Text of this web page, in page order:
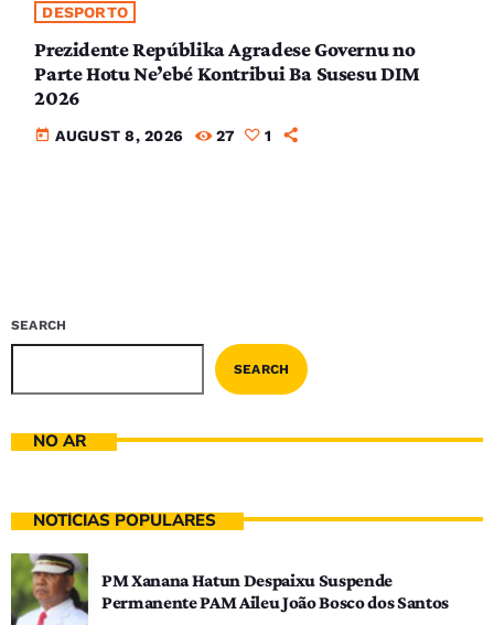
DESPORTO
Prezidente Repúblika Agradese Governu no
Parte Hotu Ne’ebé Kontribui Ba Susesu DIM
2026
today AUGUST 8, 2026 27 1
SEARCH
SEARCH
NO AR
NOTÍCIAS POPULARES
PM Xanana Hatun Despaixu Suspende
Permanente PAM Aileu João Bosco dos Santos